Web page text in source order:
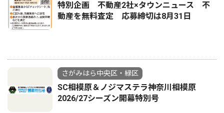
特別企画 不動産2社×タウンニュース 不
動産を無料査定 応募締切は8月31日
さがみはら中央区・緑区
SC相模原＆ノジマステラ神奈川相模原
2026/27シーズン開幕特別号